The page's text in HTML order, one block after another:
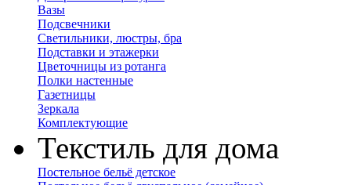
Вазы
Подсвечники
Светильники, люстры, бра
Подставки и этажерки
Цветочницы из ротанга
Полки настенные
Газетницы
Зеркала
Комплектующие
Текстиль для дома
Постельное бельё детское